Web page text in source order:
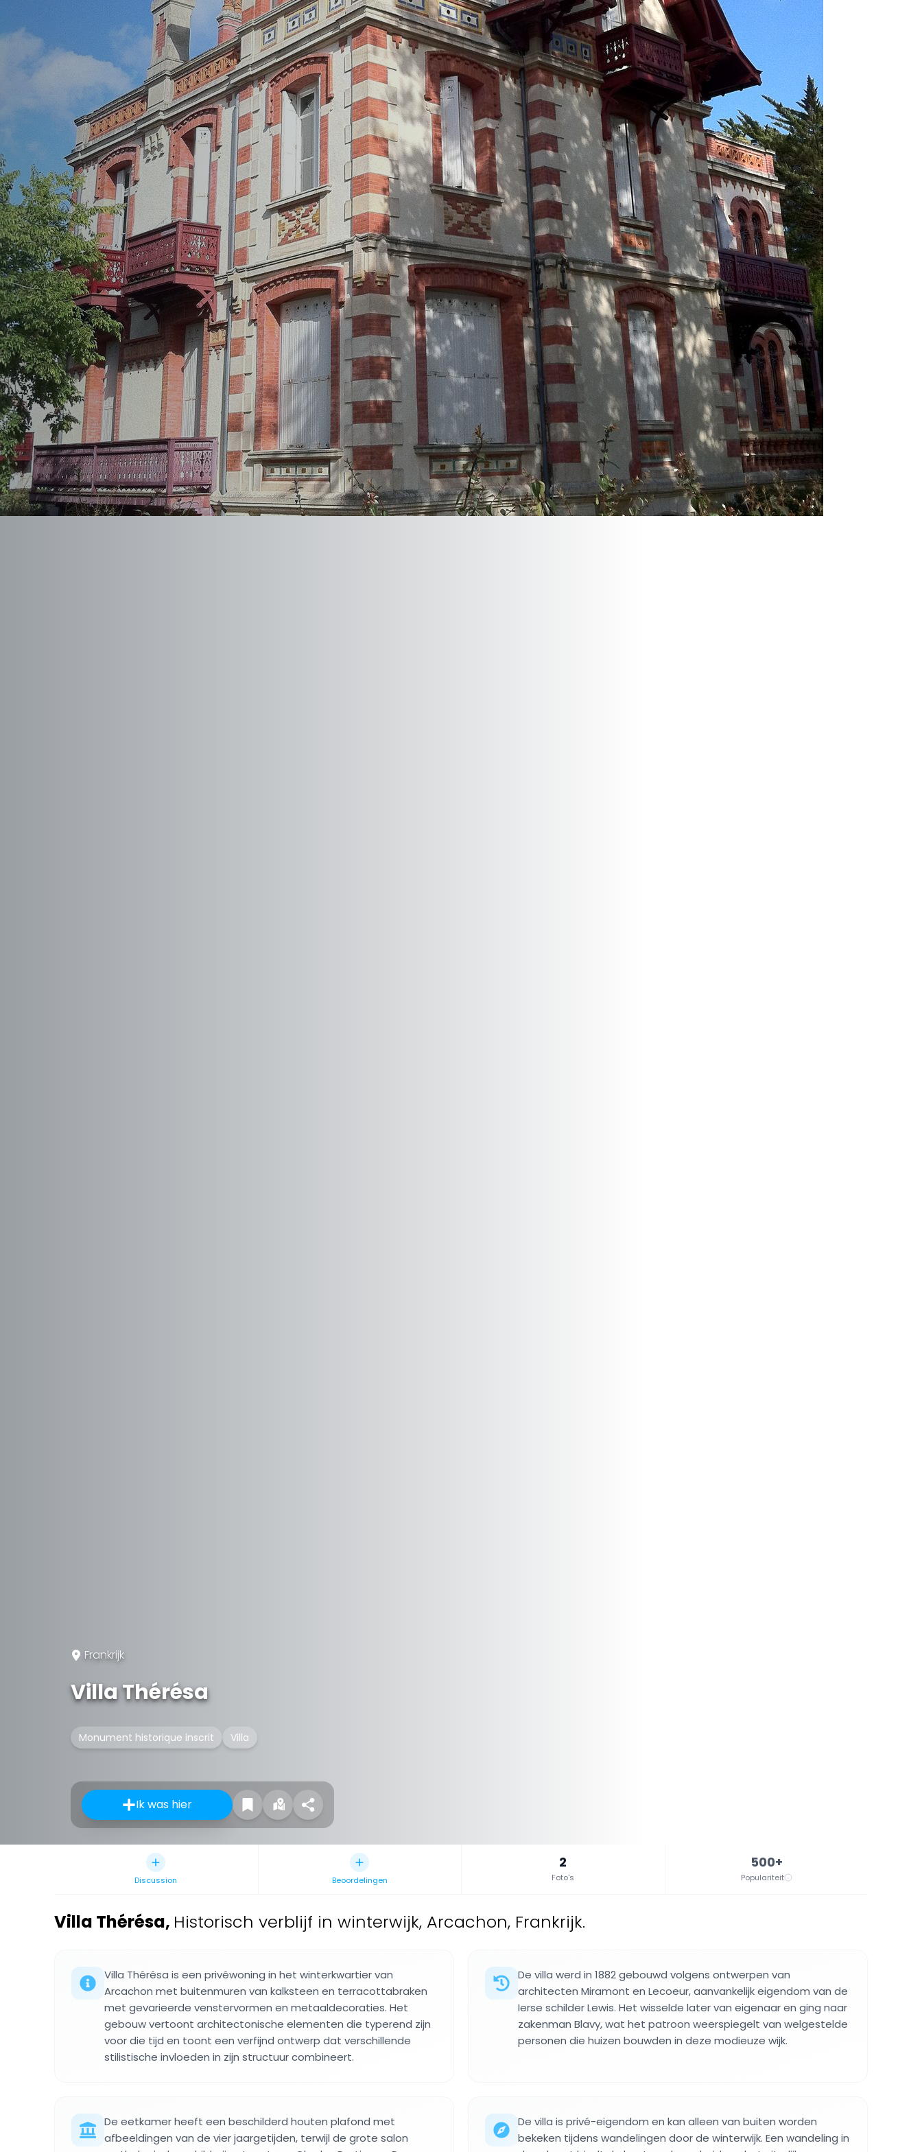
Frankrijk
Villa Thérésa
Monument historique inscrit Villa
Ik was hier
Discussion Beoordelingen
2
Foto's
500+
Populariteit
Villa Thérésa, Historisch verblijf in winterwijk, Arcachon, Frankrijk.
Villa Thérésa is een privéwoning in het winterkwartier van
Arcachon met buitenmuren van kalksteen en terracottabraken
met gevarieerde venstervormen en metaaldecoraties. Het
gebouw vertoont architectonische elementen die typerend zijn
voor die tijd en toont een verfijnd ontwerp dat verschillende
stilistische invloeden in zijn structuur combineert.
De villa werd in 1882 gebouwd volgens ontwerpen van
architecten Miramont en Lecoeur, aanvankelijk eigendom van de
Ierse schilder Lewis. Het wisselde later van eigenaar en ging naar
zakenman Blavy, wat het patroon weerspiegelt van welgestelde
personen die huizen bouwden in deze modieuze wijk.
De eetkamer heeft een beschilderd houten plafond met
afbeeldingen van de vier jaargetijden, terwijl de grote salon
De villa is privé-eigendom en kan alleen van buiten worden
bekeken tijdens wandelingen door de winterwijk. Een wandeling in